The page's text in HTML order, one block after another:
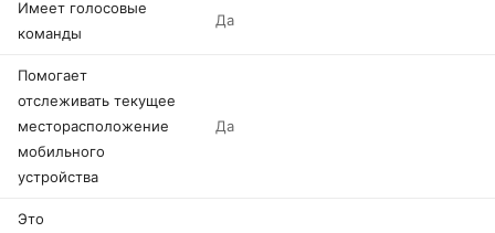
Имеет голосовые
команды
Да
Помогает
отслеживать текущее
месторасположение
мобильного
устройства
Да
Это